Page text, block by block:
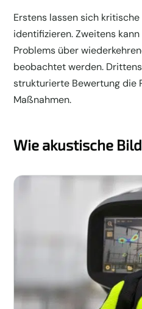
Erstens lassen sich
identifizieren. Zweitens
Problems über
beobachtet werden.
strukturierte Bewertung die
Maßnahmen.
Wie akustische